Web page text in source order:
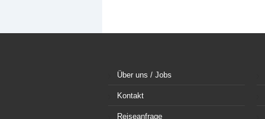
Über uns / Jobs
Kontakt
Reiseanfrage